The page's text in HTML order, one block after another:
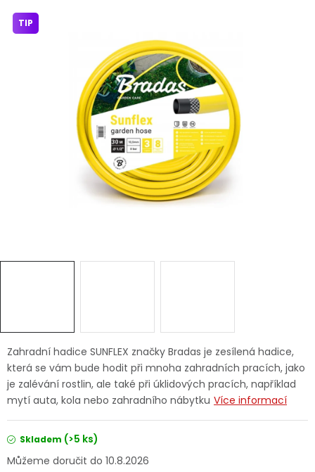
Dětská hřiště
Autodoplňky
Značky
Jaký je aktuální stav mé objednávky?
Velkoobchodní spolupráce (B2B)
Zahradní hadice SUNFLEX značky Bradas je zesílená hadice,
která se vám bude hodit při mnoha zahradních pracích, jako
je zalévání rostlin, ale také při úklidových pracích, například
mytí auta, kola nebo zahradního nábytku Více informací
Skladem (>5 ks)
10.8.2026
TIP